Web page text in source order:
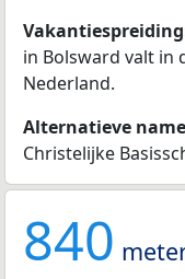
in Bolsward valt in
Nederland.
Alternatieve
Christelijke
840